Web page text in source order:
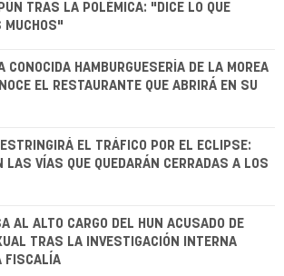
TRAS LA POLÉMICA: "DICE LO QUE
MUCHOS"
CONOCIDA HAMBURGUESERÍA DE LA MOREA
EL RESTAURANTE QUE ABRIRÁ EN SU
EL TRÁFICO POR EL ECLIPSE:
LAS VÍAS QUE QUEDARÁN CERRADAS A LOS
AL ALTO CARGO DEL HUN ACUSADO DE
TRAS LA INVESTIGACIÓN INTERNA
FISCALÍA